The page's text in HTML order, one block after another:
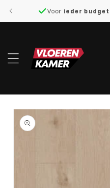
naar de
Voor ieder budget
direct naar